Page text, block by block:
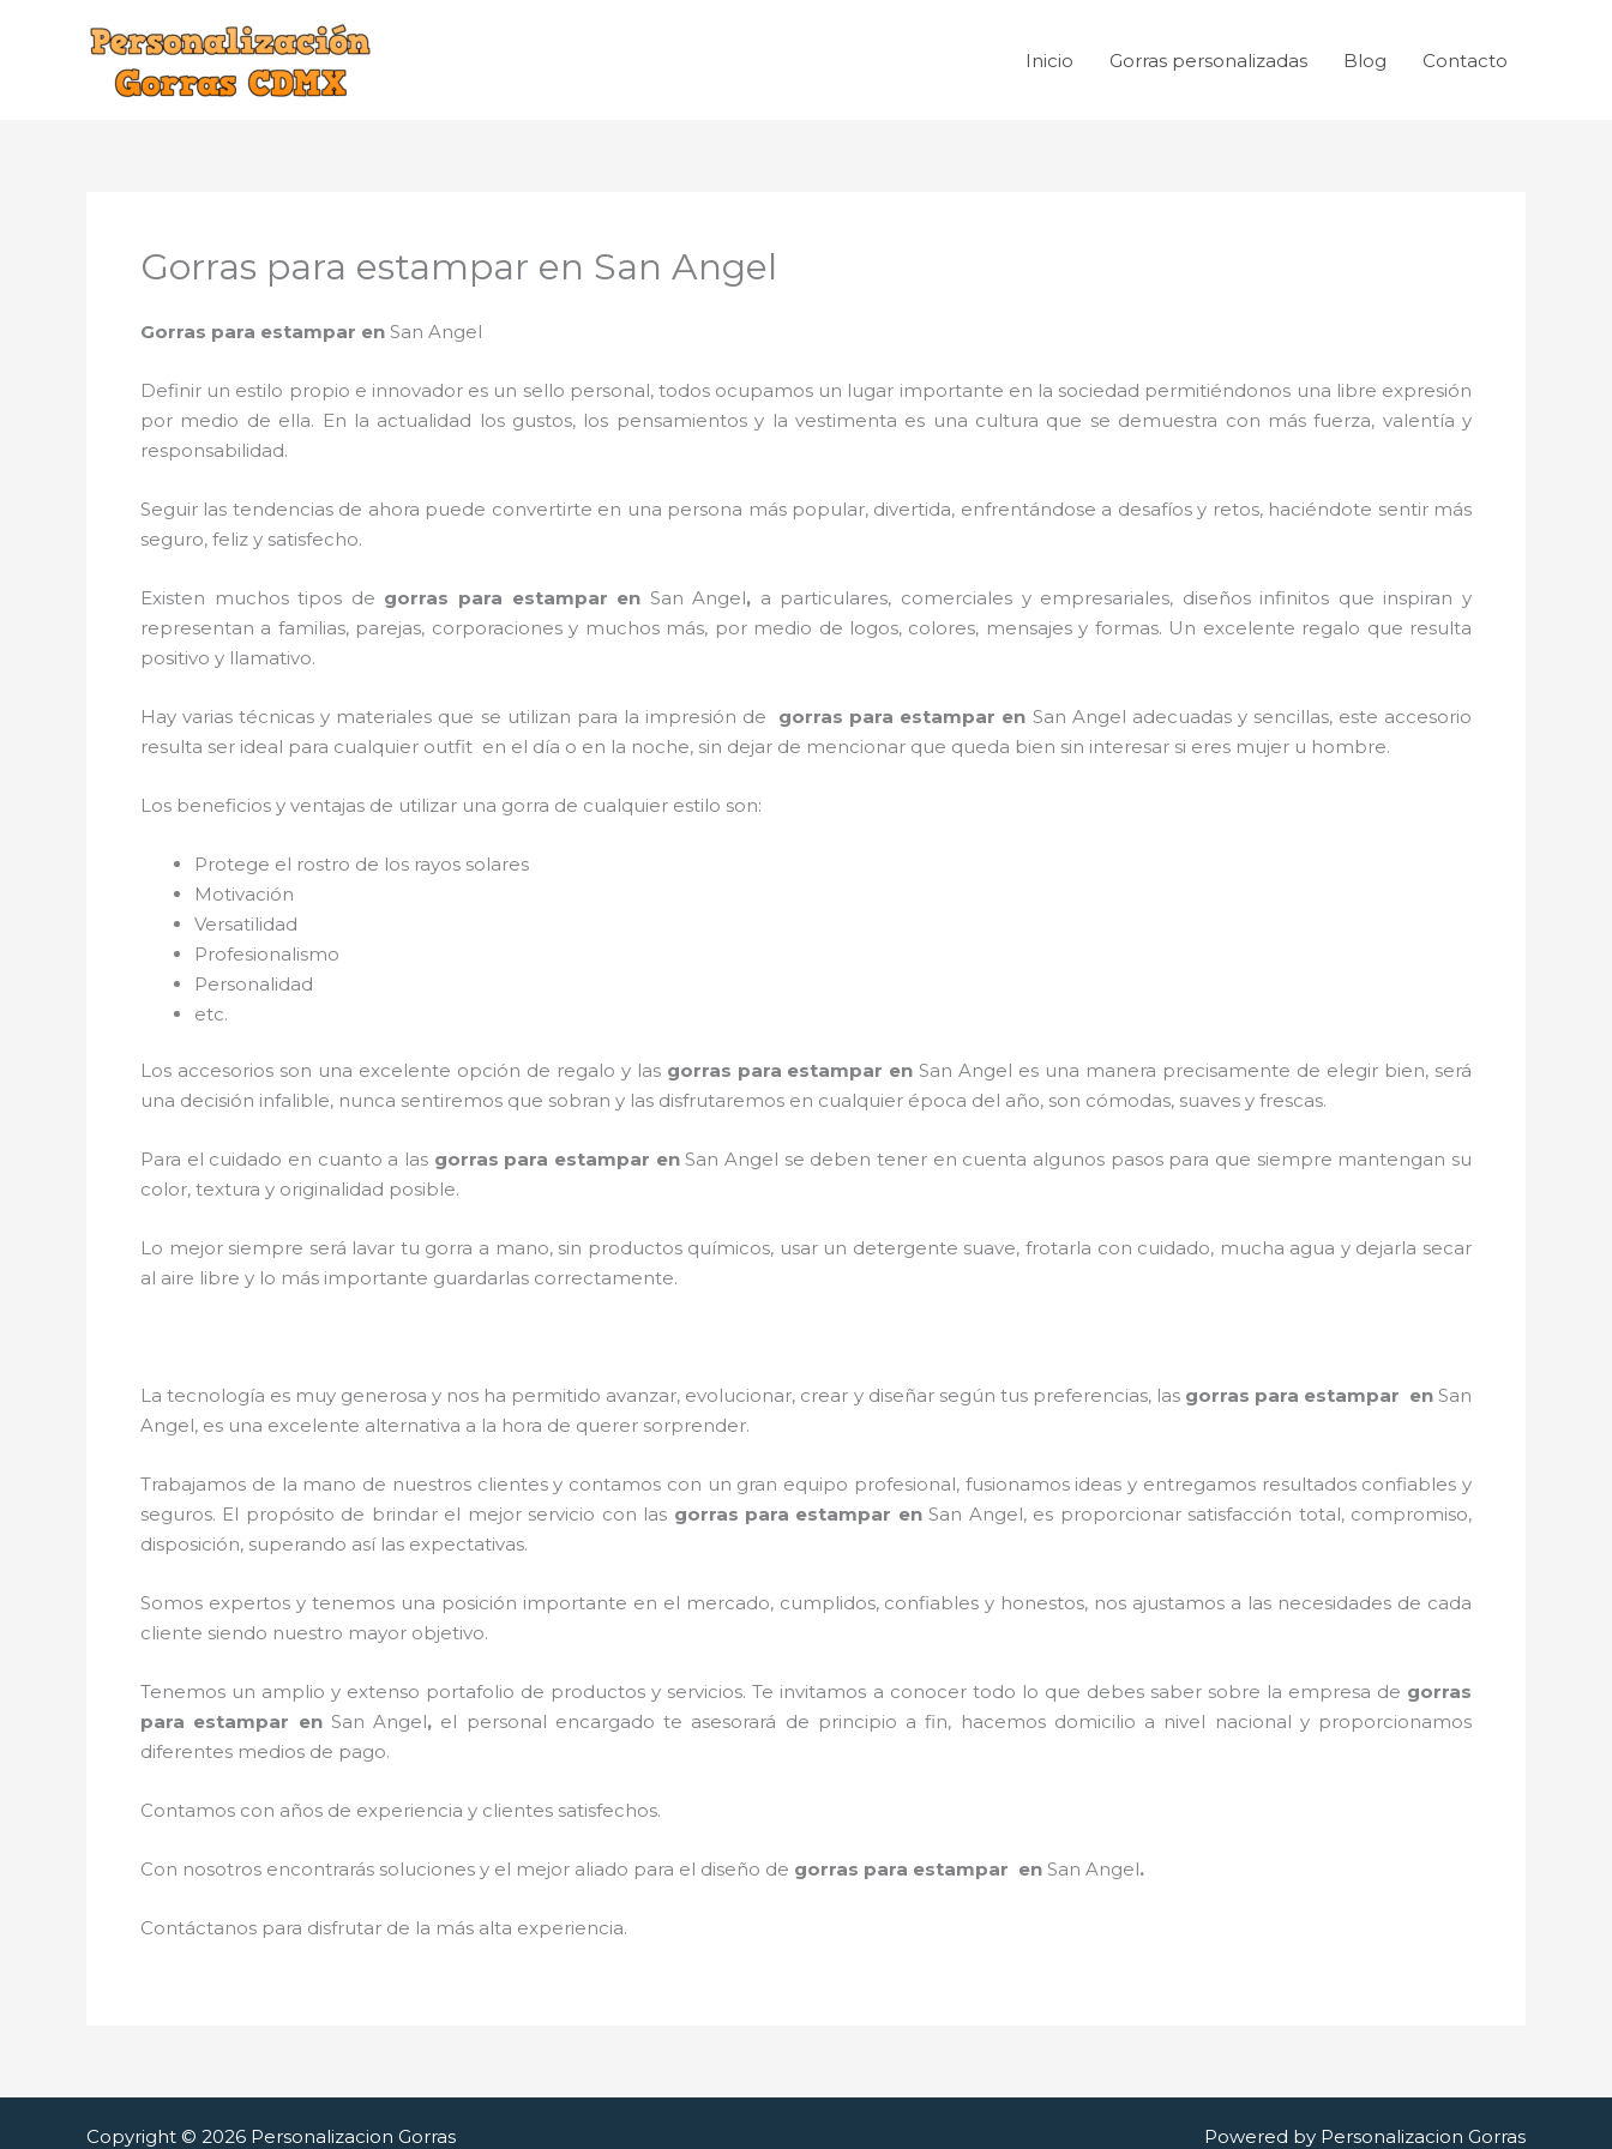
Inicio Gorras personalizadas Blog Contacto
Gorras para estampar en San Angel
Gorras para estampar en San Angel
Definir un estilo propio e innovador es un sello personal, todos ocupamos un lugar importante en la sociedad permitiéndonos una libre expresión
por medio de ella. En la actualidad los gustos, los pensamientos y la vestimenta es una cultura que se demuestra con más fuerza, valentía y
responsabilidad.
Seguir las tendencias de ahora puede convertirte en una persona más popular, divertida, enfrentándose a desafíos y retos, haciéndote sentir más
seguro, feliz y satisfecho.
Existen muchos tipos de gorras para estampar en San Angel, a particulares, comerciales y empresariales, diseños infinitos que inspiran y
representan a familias, parejas, corporaciones y muchos más, por medio de logos, colores, mensajes y formas. Un excelente regalo que resulta
positivo y llamativo.
Hay varias técnicas y materiales que se utilizan para la impresión de gorras para estampar en San Angel adecuadas y sencillas, este accesorio
resulta ser ideal para cualquier outfit en el día o en la noche, sin dejar de mencionar que queda bien sin interesar si eres mujer u hombre.
Los beneficios y ventajas de utilizar una gorra de cualquier estilo son:
Protege el rostro de los rayos solares
Motivación
Versatilidad
Profesionalismo
Personalidad
etc.
Los accesorios son una excelente opción de regalo y las gorras para estampar enSan Angel es una manera precisamente de elegir bien, será
una decisión infalible, nunca sentiremos que sobran y las disfrutaremos en cualquier época del año, son cómodas, suaves y frescas.
Para el cuidado en cuanto a las gorras para estampar enSan Angel se deben tener en cuenta algunos pasos para que siempre mantengan su
color, textura y originalidad posible.
Lo mejor siempre será lavar tu gorra a mano, sin productos químicos, usar un detergente suave, frotarla con cuidado, mucha agua y dejarla secar
al aire libre y lo más importante guardarlas correctamente.
La tecnología es muy generosa y nos ha permitido avanzar, evolucionar, crear y diseñar según tus preferencias, las gorras para estampar enSan
Angel, es una excelente alternativa a la hora de querer sorprender.
Trabajamos de la mano de nuestros clientes y contamos con un gran equipo profesional, fusionamos ideas y entregamos resultados confiables y
seguros. El propósito de brindar el mejor servicio con las gorras para estampar enSan Angel, es proporcionar satisfacción total, compromiso,
disposición, superando así las expectativas.
Somos expertos y tenemos una posición importante en el mercado, cumplidos, confiables y honestos, nos ajustamos a las necesidades de cada
cliente siendo nuestro mayor objetivo.
Tenemos un amplio y extenso portafolio de productos y servicios. Te invitamos a conocer todo lo que debes saber sobre la empresa de gorras
para estampar enSan Angel, el personal encargado te asesorará de principio a fin, hacemos domicilio a nivel nacional y proporcionamos
diferentes medios de pago.
Contamos con años de experiencia y clientes satisfechos.
Con nosotros encontrarás soluciones y el mejor aliado para el diseño de gorras para estampar en San Angel.
Contáctanos para disfrutar de la más alta experiencia.
Copyright © 2026 Personalizacion Gorras Powered by Personalizacion Gorras